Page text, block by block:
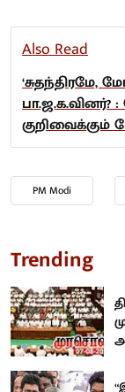
Also Read
‘சுதந்திரமே,
பா.ஜ.க.வினர்?
குறிவைக்கும்
PM Modi
Trending